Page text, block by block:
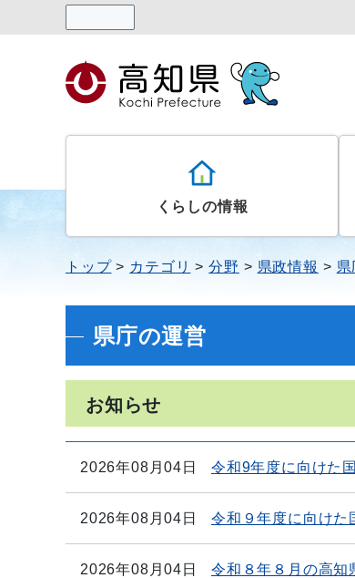
くらしの情報
トップ カテゴリ 分野 県政情報
県庁の運営
お知らせ
2026年08月04日 令和9年度に向けた
2026年08月04日 令和９年度に向けた
2026年08月04日 令和８年８月の高知